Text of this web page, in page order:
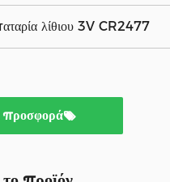
λίθιου 3V CR2477
προσφορά